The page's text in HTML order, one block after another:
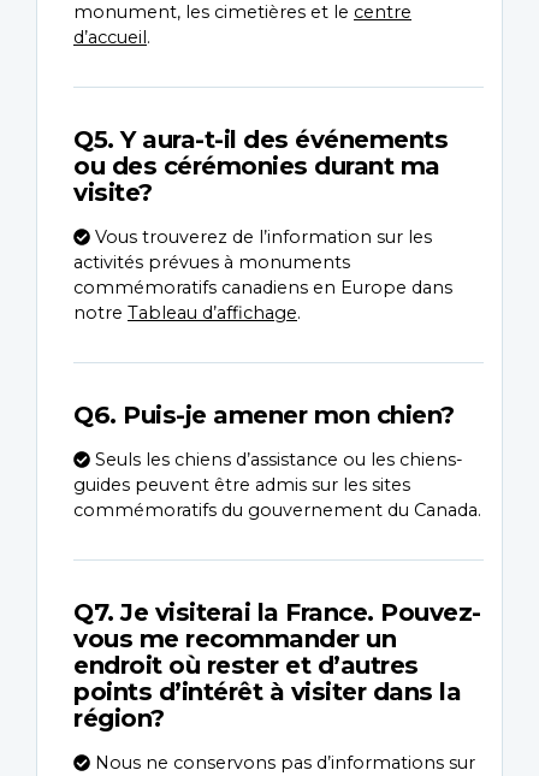
monument, les cimetières et le centre
d’accueil .
Q5. Y aura-t-il des événements
ou des cérémonies durant ma
visite?
Vous trouverez de l’information sur les
activités prévues à monuments
commémoratifs canadiens en Europe dans
notre Tableau d’affichage.
Q6. Puis-je amener mon chien?
Seuls les chiens d’assistance ou les chiens-
guides peuvent être admis sur les sites
commémoratifs du gouvernement du Canada.
Q7. Je visiterai la France. Pouvez-
vous me recommander un
endroit où rester et d’autres
points d’intérêt à visiter dans la
région?
Nous ne conservons pas d’informations sur